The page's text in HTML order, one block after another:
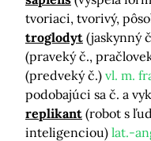
tvoriaci, tvorivý,
troglodyt (jaskynný
(praveký č.,
(predveký č.) vl. m.
podobajúci sa č. a
replikant (robot s
inteligenciou) lat.-